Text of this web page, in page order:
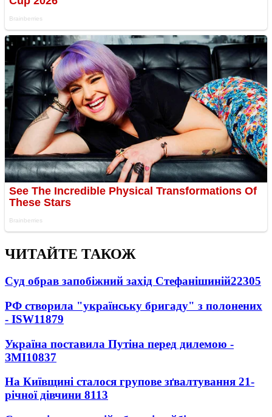
ЧИТАЙТЕ ТАКОЖ
Суд обрав запобіжний захід Стефанішиній22305
РФ створила "українську бригаду" з полонених
- ISW11879
Україна поставила Путіна перед дилемою -
ЗМІ10837
На Київщині сталося групове зґвалтування 21-
річної дівчини 8113